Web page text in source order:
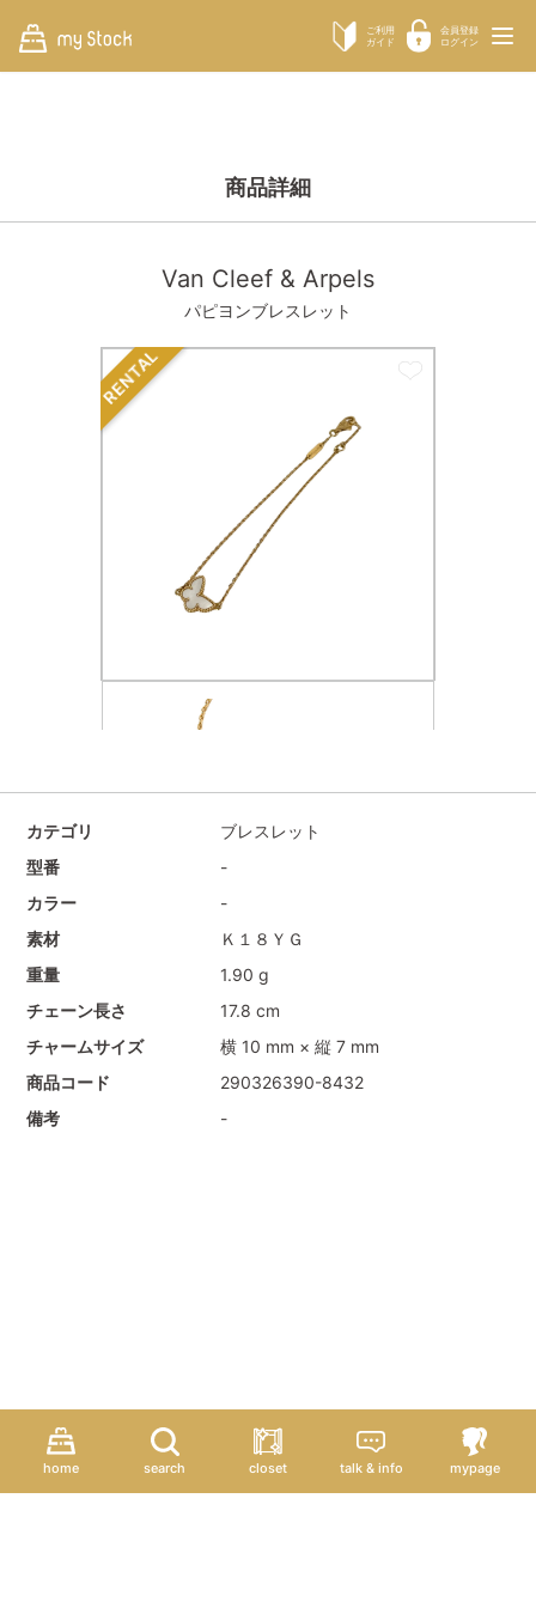
ご利用
ガイド
会員登録
ログイン
商品詳細
Van Cleef & Arpels
パピヨンブレスレット
RENTAL
カテゴリ
ブレスレット
型番
-
カラー
-
素材
Ｋ１８ＹＧ
重量
1.90 g
チェーン長さ
17.8 cm
チャームサイズ
横 10 mm × 縦 7 mm
商品コード
290326390-8432
備考
-
home search closet talk & info mypage